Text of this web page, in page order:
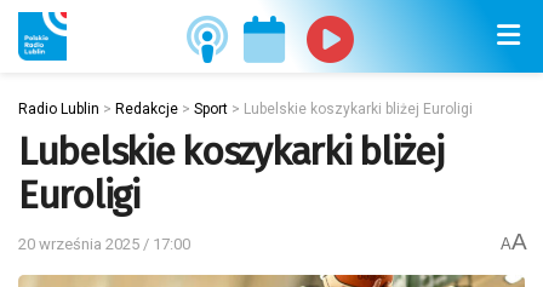
Radio Lublin > Redakcje > Sport > Lubelskie koszykarki bliżej Euroligi
Lubelskie koszykarki bliżej
Euroligi
20 września 2025 / 17:00 AA